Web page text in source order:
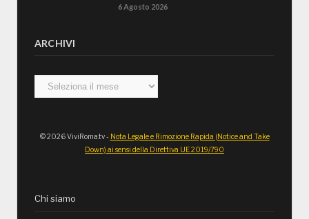
6 Agosto 2026
ARCHIVI
Archivi
© 2026 ViviRoma.tv - Nota Legale e Rimozione Rapida (Notice and Take
Down) ai sensi della Direttiva UE 2019/790
Chi siamo